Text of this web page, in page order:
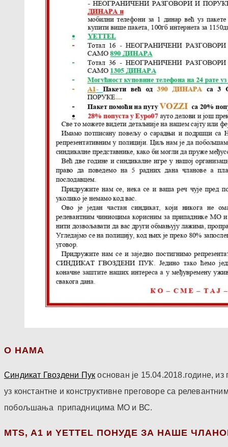
О НАМА
Синдикат Гвоздени Пук основан је 15.04.2018.године,
уз константне и конструктивне преговоре са
побољшања припадницима МО и ВС.
МТS, A1 и YETTEL ПОНУДЕ ЗА НАШЕ